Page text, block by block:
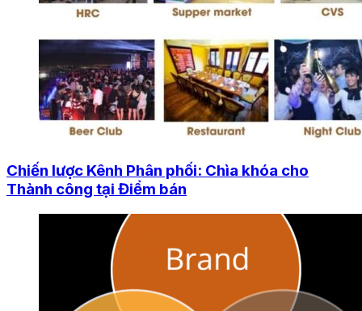
Chiến lược Kênh Phân phối: Chìa khóa cho
Thành công tại Điểm bán